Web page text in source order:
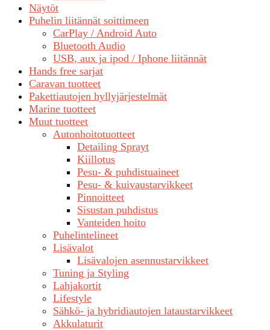
Näytöt
Puhelin liitännät soittimeen
CarPlay / Android Auto
Bluetooth Audio
USB, aux ja ipod / Iphone liitännät
Hands free sarjat
Caravan tuotteet
Pakettiautojen hyllyjärjestelmät
Marine tuotteet
Muut tuotteet
Autonhoitotuotteet
Detailing Sprayt
Kiillotus
Pesu- & puhdistuaineet
Pesu- & kuivaustarvikkeet
Pinnoitteet
Sisustan puhdistus
Vanteiden hoito
Puhelintelineet
Lisävalot
Lisävalojen asennustarvikkeet
Tuning ja Styling
Lahjakortit
Lifestyle
Sähkö- ja hybridiautojen lataustarvikkeet
Akkulaturit